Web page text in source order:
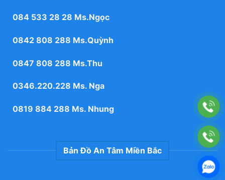
084 533 28 28 Ms.Ngọc
0842 808 288 Ms.Quỳnh
0847 808 288 Ms.Thu
0346.220.228 Ms. Nga
0819 884 288 Ms. Nhung
Bản Đồ An Tâm Miền Bắc